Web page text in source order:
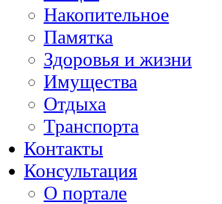
Накопительное
Памятка
Здоровья и жизни
Имущества
Отдыха
Транспорта
Контакты
Консультация
О портале